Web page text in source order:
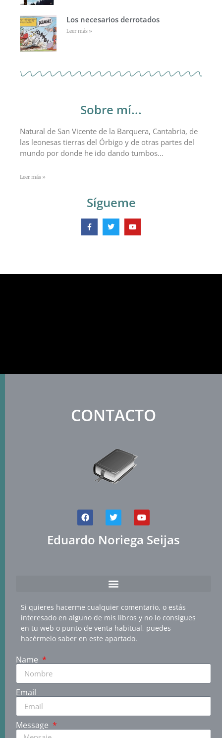
Los necesarios derrotados
Leer más »
Sobre mí...
Natural de San Vicente de la Barquera, Cantabria, de
las leonesas tierras del Órbigo y de otras partes del
mundo por donde he ido dando tumbos…
Leer más »
Sígueme
CONTACTO
Eduardo Noriega Seijas
Si quieres hacerme cualquier comentario, o estás
interesado en alguno de mis libros y no lo consigues
en tu web o punto de venta habitual, puedes
hacérmelo saber en este apartado.
Name
Email
Message